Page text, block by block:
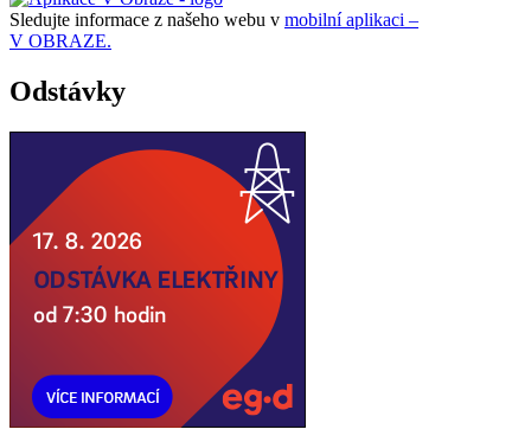
Sledujte informace z našeho webu v mobilní aplikaci –
V OBRAZE.
Odstávky